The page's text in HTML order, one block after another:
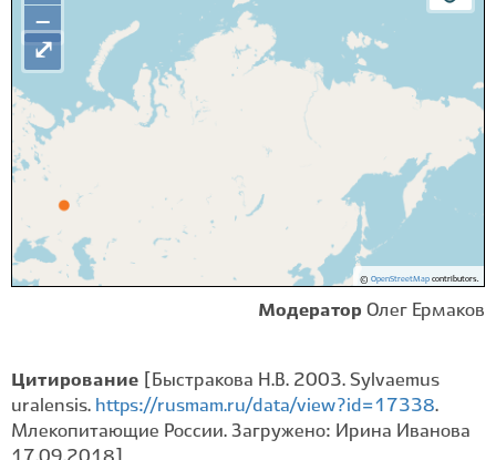
−
© OpenStreetMapcontributors.
⤢
Модератор Олег Ермаков
Цитирование
[Быстракова Н.В. 2003. Sylvaemus
uralensis. https://rusmam.ru/data/view?id=17338.
Млекопитающие России. Загружено: Ирина Иванова